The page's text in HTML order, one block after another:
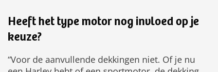
Heeft het type motor nog invloed op je
keuze?
“Voor de aanvullende dekkingen niet. Of je nu